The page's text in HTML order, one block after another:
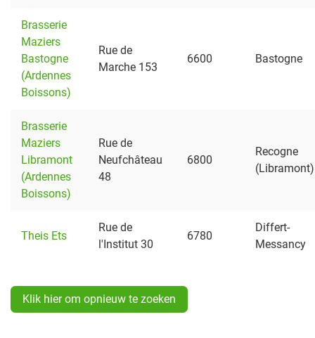
Brasserie
Maziers
Bastogne
(Ardennes
Boissons)
Rue de
Marche 153
6600 Bastogne
Brasserie
Maziers
Libramont
(Ardennes
Boissons)
Rue de
Neufchâteau
48
6800
Recogne
(Libramont)
Theis Ets
Rue de
l'Institut 30
6780
Differt-
Messancy
Klik hier om opnieuw te zoeken